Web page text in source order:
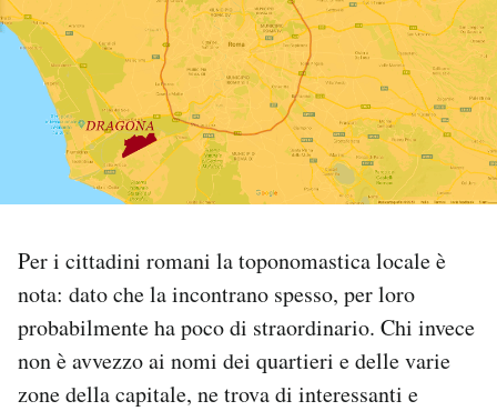
PODCAST
NEWSLETTER
I MIEI PREFERITI
SHOP
CALENDARIO
AREA PERSONALE
Per i cittadini romani la toponomastica locale è
nota: dato che la incontrano spesso, per loro
probabilmente ha poco di straordinario. Chi invece
non è avvezzo ai nomi dei quartieri e delle varie
zone della capitale, ne trova di interessanti e